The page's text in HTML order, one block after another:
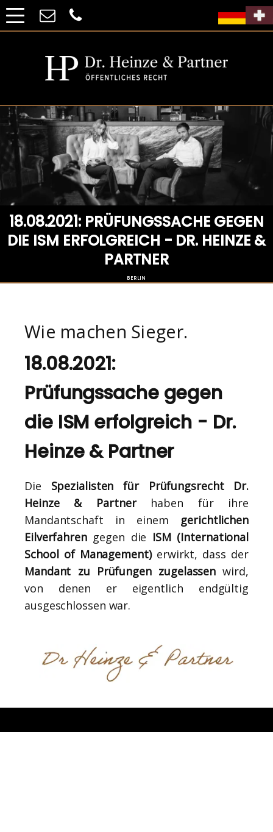
18.08.2021: PRÜFUNGSSACHE GEGEN
DIE ISM ERFOLGREICH - DR. HEINZE &
PARTNER
BERLIN
Wie machen Sieger.
18.08.2021:
Prüfungssache gegen
die ISM erfolgreich - Dr.
Heinze & Partner
Die Spezialisten für Prüfungsrecht Dr.
Heinze & Partnerhaben für ihre
Mandantschaft in einem gerichtlichen
Eilverfahrengegen die ISM (International
School of Management)erwirkt, dass der
Mandant zu Prüfungen zugelassen wird,
von denen er eigentlich endgültig
ausgeschlossen war.